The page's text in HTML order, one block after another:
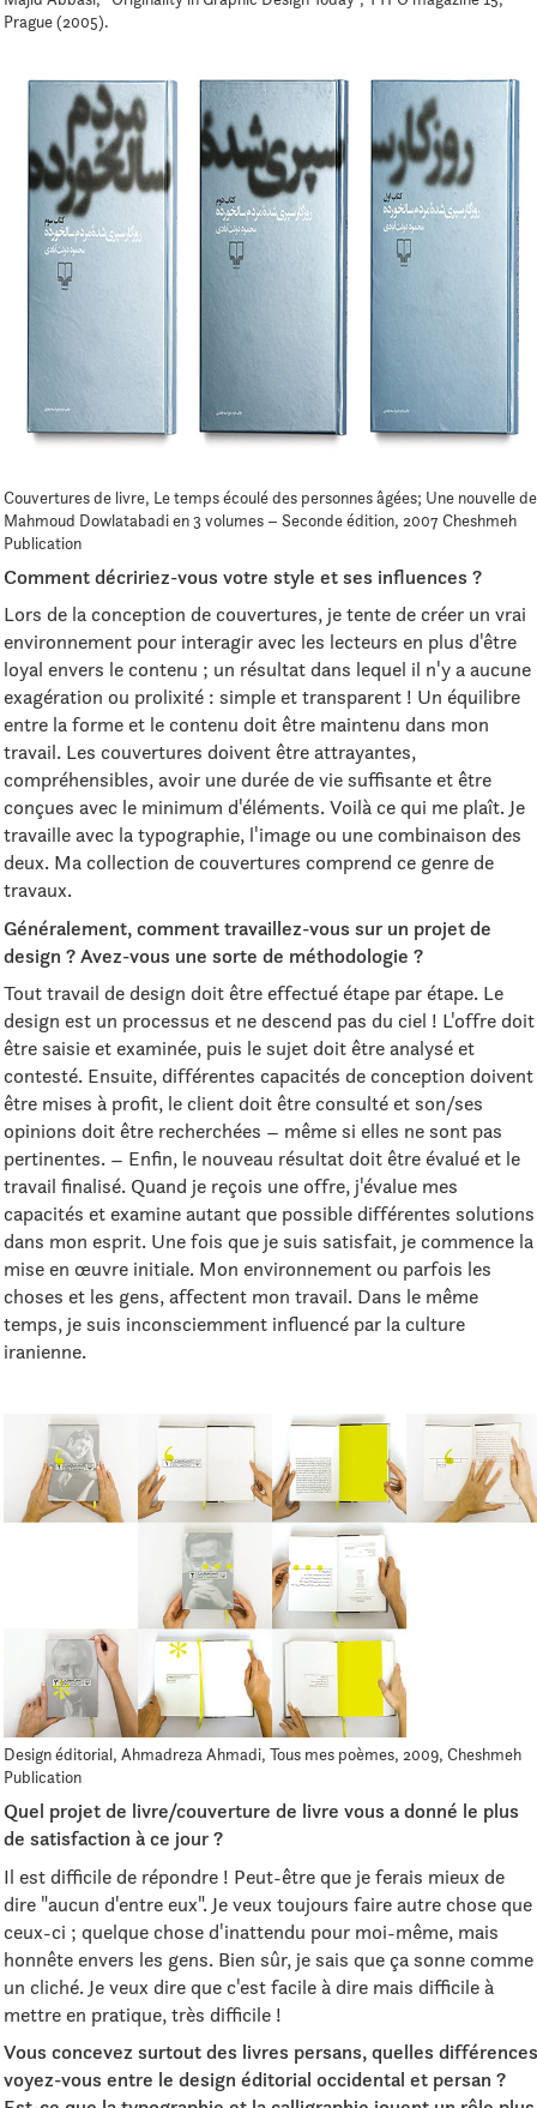
Prague (2005).
Couvertures de livre, Le temps écoulé des personnes âgées; Une nouvelle de
Mahmoud Dowlatabadi en 3 volumes – Seconde édition, 2007 Cheshmeh
Publication
Comment décririez-vous votre style et ses influences ?
Lors de la conception de couvertures, je tente de créer un vrai
environnement pour interagir avec les lecteurs en plus d'être
loyal envers le contenu ; un résultat dans lequel il n'y a aucune
exagération ou prolixité : simple et transparent ! Un équilibre
entre la forme et le contenu doit être maintenu dans mon
travail. Les couvertures doivent être attrayantes,
compréhensibles, avoir une durée de vie suffisante et être
conçues avec le minimum d'éléments. Voilà ce qui me plaît. Je
travaille avec la typographie, l'image ou une combinaison des
deux. Ma collection de couvertures comprend ce genre de
travaux.
Généralement, comment travaillez-vous sur un projet de
design ? Avez-vous une sorte de méthodologie ?
Tout travail de design doit être effectué étape par étape. Le
design est un processus et ne descend pas du ciel ! L'offre doit
être saisie et examinée, puis le sujet doit être analysé et
contesté. Ensuite, différentes capacités de conception doivent
être mises à profit, le client doit être consulté et son/ses
opinions doit être recherchées – même si elles ne sont pas
pertinentes. – Enfin, le nouveau résultat doit être évalué et le
travail finalisé. Quand je reçois une offre, j'évalue mes
capacités et examine autant que possible différentes solutions
dans mon esprit. Une fois que je suis satisfait, je commence la
mise en œuvre initiale. Mon environnement ou parfois les
choses et les gens, affectent mon travail. Dans le même
temps, je suis inconsciemment influencé par la culture
iranienne.
Design éditorial, Ahmadreza Ahmadi, Tous mes poèmes, 2009, Cheshmeh
Publication
Quel projet de livre/couverture de livre vous a donné le plus
de satisfaction à ce jour ?
Il est difficile de répondre ! Peut-être que je ferais mieux de
dire "aucun d'entre eux". Je veux toujours faire autre chose que
ceux-ci ; quelque chose d'inattendu pour moi-même, mais
honnête envers les gens. Bien sûr, je sais que ça sonne comme
un cliché. Je veux dire que c'est facile à dire mais difficile à
mettre en pratique, très difficile !
Vous concevez surtout des livres persans, quelles différences
voyez-vous entre le design éditorial occidental et persan ?